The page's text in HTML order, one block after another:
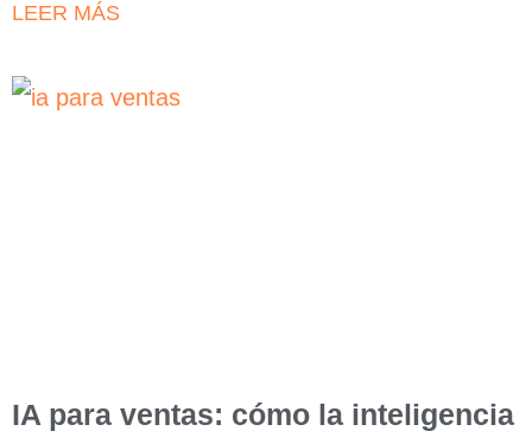
LEER MÁS
IA para ventas: cómo la inteligencia